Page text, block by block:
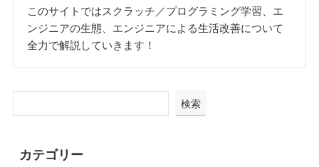
このサイトではスクラッチ／プログラミング学習、エ
ンジニアの生態、エンジニアによる生活改善について
全力で解説していきます！
検索
カテゴリー